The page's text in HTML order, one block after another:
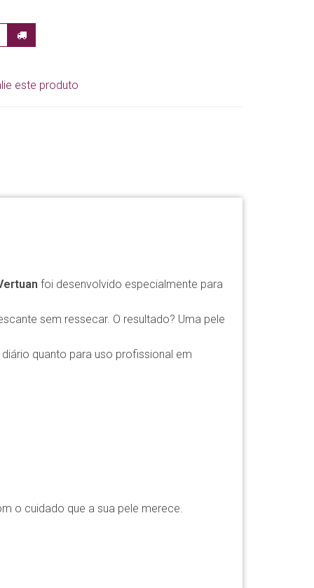
este produto
foi desenvolvido especialmente para
sem ressecar. O resultado? Uma pele
quanto para uso profissional em
o cuidado que a sua pele merece.